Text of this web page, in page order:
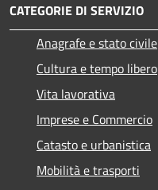
CATEGORIE DI SERVIZIO
Anagrafe e stato civile
Cultura e tempo libero
Vita lavorativa
Imprese e Commercio
Catasto e urbanistica
Mobilità e trasporti